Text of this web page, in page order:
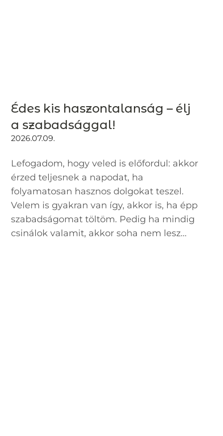
Édes kis haszontalanság – élj
a szabadsággal!
2026.07.09.
Lefogadom, hogy veled is előfordul: akkor
érzed teljesnek a napodat, ha
folyamatosan hasznos dolgokat teszel.
Velem is gyakran van így, akkor is, ha épp
szabadságomat töltöm. Pedig ha mindig
csinálok valamit, akkor soha nem lesz...